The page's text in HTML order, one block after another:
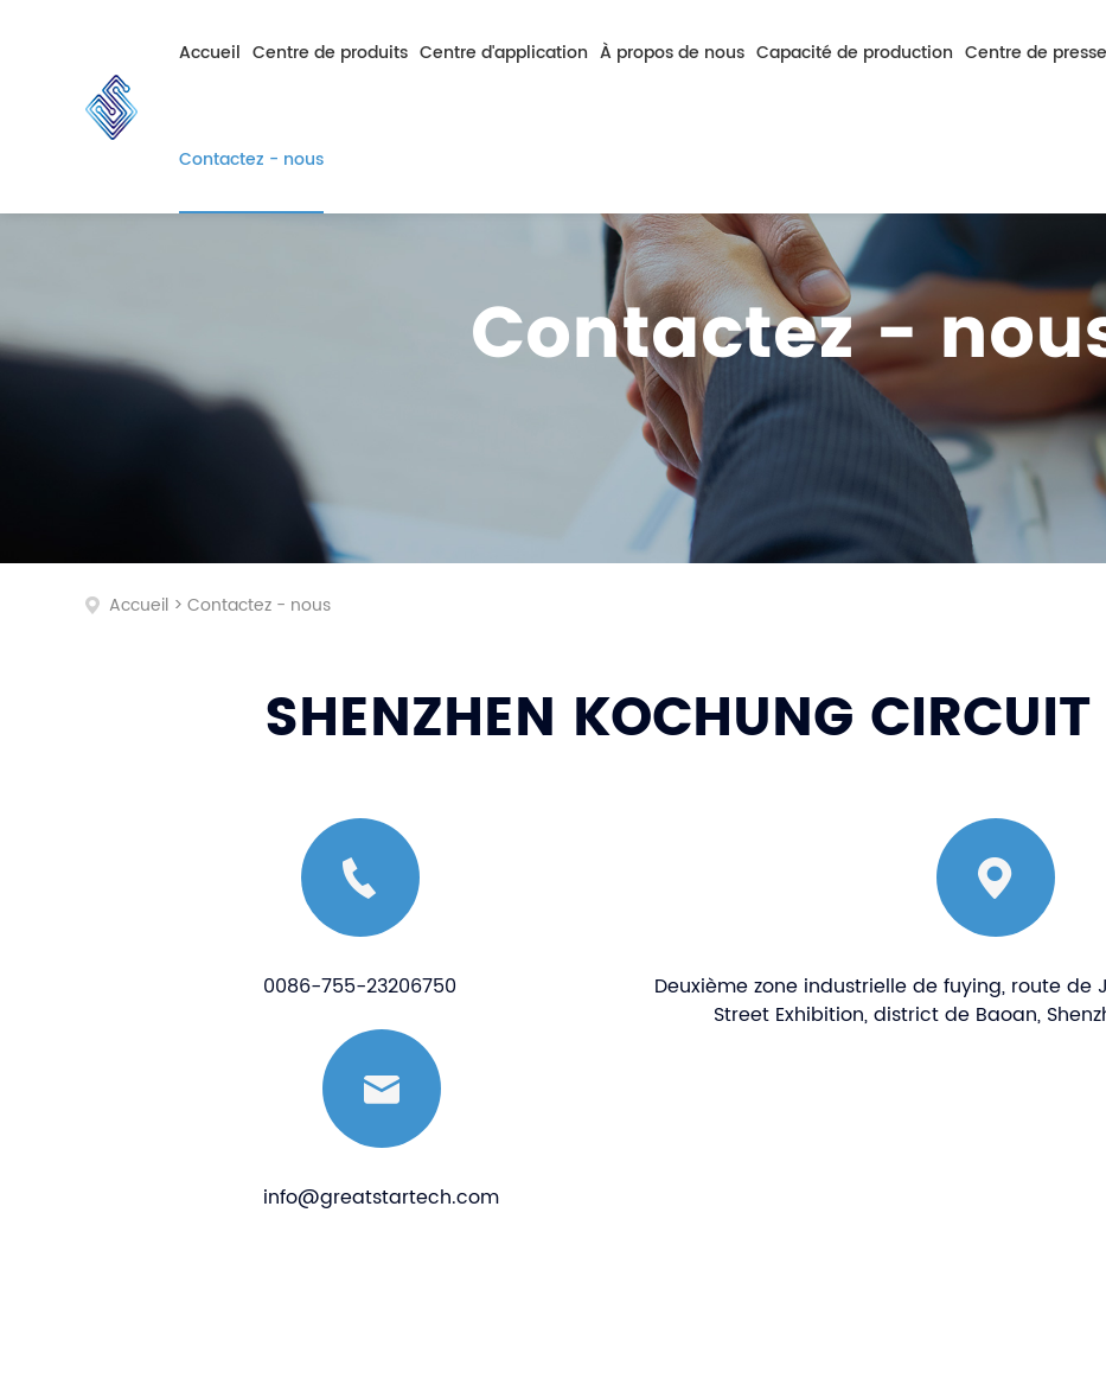
Accueil Centre de produits
PCB Assemblage
Centre d'application
Catégorie De Consommation
Communications
À propos de nous
Nos Avantages
Mission Et But
Le Parcours De Développement
Honneur De Qualification
Équipement Environnemental
Capacité de production
Capacité De Lier Les Plaques Rigidement Souples
Propriétés Des Substrats Métalliques
Centre de presse
Nouvelles De
Contactez - nous
Contactez -
Accueil > Contactez - nous
SHENZHEN KOCHUNG
0086-755-23206750
Deuxième zone industrielle de fuying, route de
Street Exhibition, district de Baoan,
info@greatstartech.com